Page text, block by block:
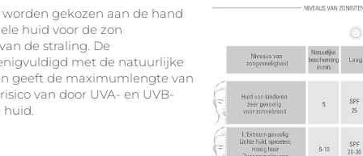
gekozen aan de hand
huid voor de zon
de straling. De
met de natuurlijke
geeft de maximumlengte van
van door UVA- en UVB-